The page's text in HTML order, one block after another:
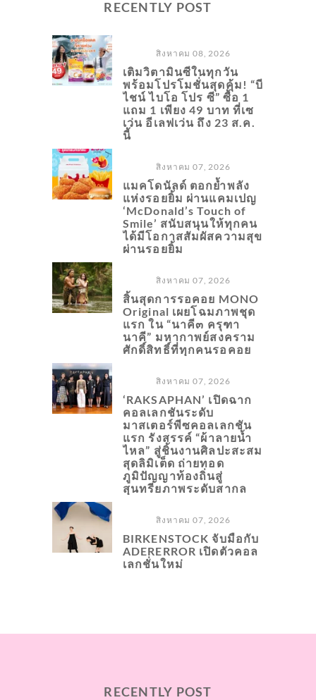
RECENTLY POST
สิงหาคม 08, 2026
เติมวิตามินซีในทุกวัน
พร้อมโปรโมชั่นสุดคุ้ม! “บี
ไชน์ ไบโอ โปร ซี” ซื้อ 1
แถม 1 เพียง 49 บาท ที่เซ
เว่น อีเลฟเว่น ถึง 23 ส.ค.
นี้
สิงหาคม 07, 2026
แมคโดนัลด์ ตอกย้ำพลัง
แห่งรอยยิ้ม ผ่านแคมเปญ
‘McDonald’s Touch of
Smile’ สนับสนุนให้ทุกคน
ได้มีโอกาสสัมผัสความสุข
ผ่านรอยยิ้ม
สิงหาคม 07, 2026
สิ้นสุดการรอคอย MONO
Original เผยโฉมภาพชุด
แรก ใน “นาคี๓ ครุฑา
นาคี” มหากาพย์สงคราม
ศักดิ์สิทธิ์ที่ทุกคนรอคอย
สิงหาคม 07, 2026
‘RAKSAPHAN’ เปิดฉาก
คอลเลกชันระดับ
มาสเตอร์พีซคอลเลกชัน
แรก รังสรรค์ “ผ้าลายน้ำ
ไหล” สู่ชิ้นงานศิลปะสะสม
สุดลิมิเต็ด ถ่ายทอด
ภูมิปัญญาท้องถิ่นสู่
สุนทรียภาพระดับสากล
สิงหาคม 07, 2026
BIRKENSTOCK จับมือกับ
ADERERROR เปิดตัวคอล
เลกชั่นใหม่
RECENTLY POST